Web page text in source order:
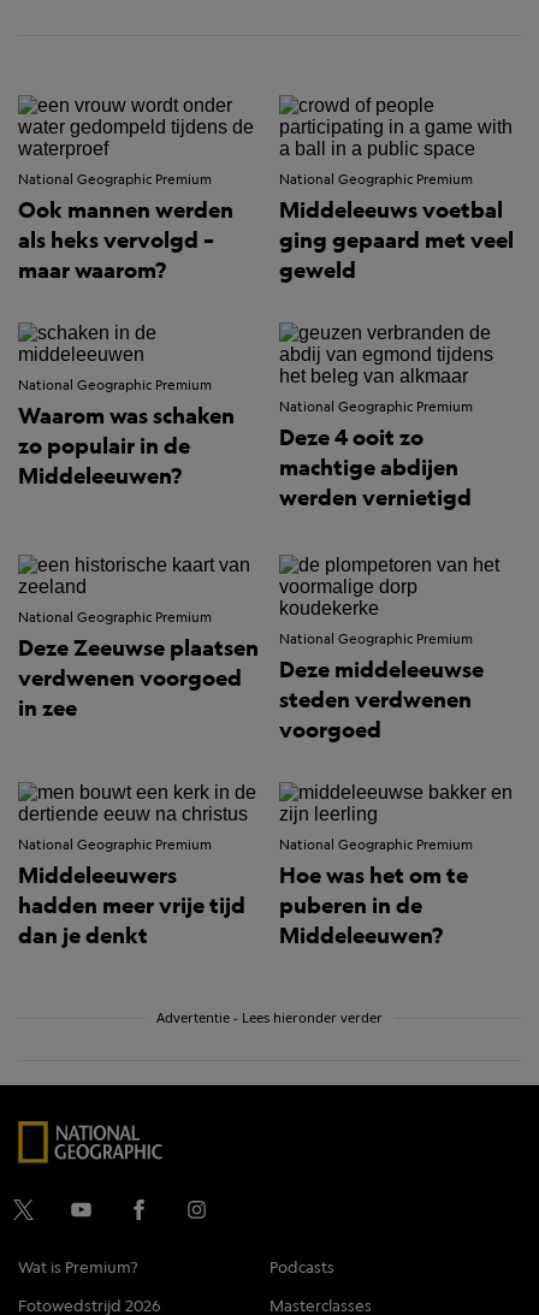
National Geographic Premium
Ook mannen werden
als heks vervolgd –
maar waarom?
National Geographic Premium
Middeleeuws voetbal
ging gepaard met veel
geweld
National Geographic Premium
Waarom was schaken
zo populair in de
Middeleeuwen?
National Geographic Premium
Deze 4 ooit zo
machtige abdijen
werden vernietigd
National Geographic Premium
Deze Zeeuwse plaatsen
verdwenen voorgoed
in zee
National Geographic Premium
Deze middeleeuwse
steden verdwenen
voorgoed
National Geographic Premium
Middeleeuwers
hadden meer vrije tijd
dan je denkt
National Geographic Premium
Hoe was het om te
puberen in de
Middeleeuwen?
Advertentie - Lees hieronder verder
Wat is Premium?
Podcasts
Fotowedstrijd 2026
Masterclasses